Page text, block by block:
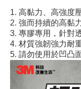
1. 高黏力、高強度
2. 強而持續的高黏
3. 專膠專用，針對
4. 材質強韌強力耐
5. 請勿使用於凹凸